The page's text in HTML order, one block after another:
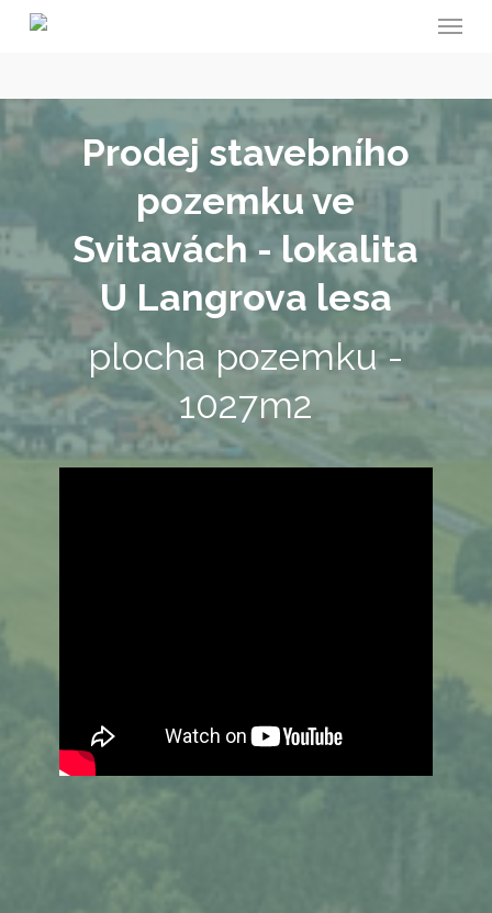
content
Menu
Prodej stavebního
pozemku ve
Svitavách - lokalita
U Langrova lesa
plocha pozemku -
1027m2